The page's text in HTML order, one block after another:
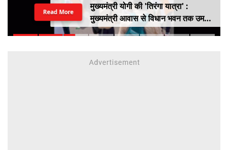
मुख्यमंत्री योगी की 'तिरंगा यात्रा' :
मुख्यमंत्री आवास से विधान भवन तक उमड़ा
युवाओं का सैलाब
Read More